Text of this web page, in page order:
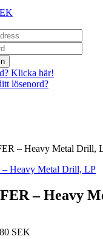
Klicka här!
lösenord?
– Heavy Metal Drill,
– Heavy
SEK